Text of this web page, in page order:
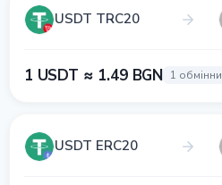
USDT TRC20
1 USDT ≈ 1.49 BGN 1
USDT ERC20